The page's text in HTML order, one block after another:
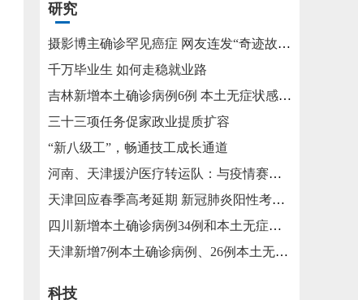
研究
摄影博主确诊罕见癌症 网友连发“奇迹故事”不允许他躺平
千万毕业生 如何走稳就业路
吉林新增本土确诊病例6例 本土无症状感染者15例
三十三项任务促家政业提质扩容
“新八级工”，畅通技工成长通道
河南、天津援沪医疗转运队：与疫情赛跑 为生命护航
天津回应春季高考延期 新冠肺炎阳性考生将在医院考试
四川新增本土确诊病例34例和本土无症状感染者115例
天津新增7例本土确诊病例、26例本土无症状感染者
科技